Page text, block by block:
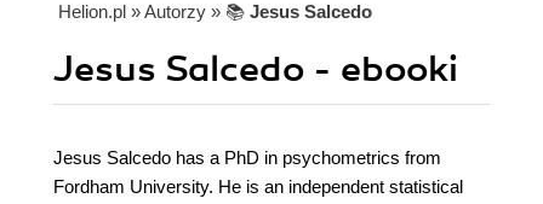
Helion.pl » Autorzy » 📚 Jesus Salcedo
Jesus Salcedo - ebooki
Jesus Salcedo has a PhD in psychometrics from
Fordham University. He is an independent statistical